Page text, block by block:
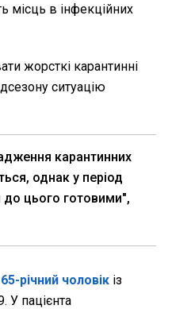
місць в інфекційних
жорсткі карантинні
ситуацію
карантинних
однак у період
до цього готовими",
річний чоловік із
У пацієнта